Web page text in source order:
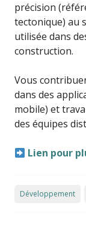
précision
tectonique) au
utilisée dans
construction.
Vous
dans des
mobile) et
des équipes
Lien pour
Développement